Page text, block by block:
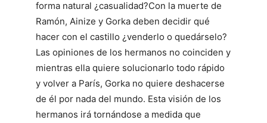
forma natural ¿casualidad?Con la muerte de
Ramón, Ainize y Gorka deben decidir qué
hacer con el castillo ¿venderlo o quedárselo?
Las opiniones de los hermanos no coinciden y
mientras ella quiere solucionarlo todo rápido
y volver a París, Gorka no quiere deshacerse
de él por nada del mundo. Esta visión de los
hermanos irá tornándose a medida que